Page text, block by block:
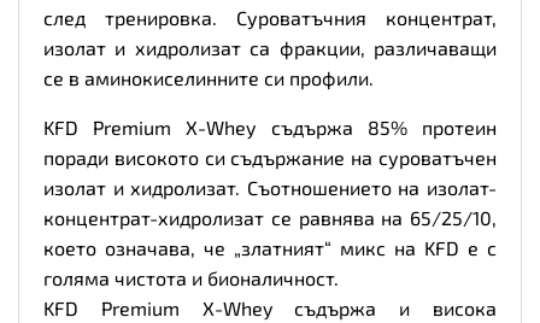
след тренировка. Суроватъчния концентрат,
изолат и хидролизат са фракции, различаващи
се в аминокиселинните си профили.
KFD Premium X-Whey съдържа 85% протеин
поради високото си съдържание на суроватъчен
изолат и хидролизат. Съотношението на изолат-
концентрат-хидролизат се равнява на 65/25/10,
което означава, че „златният“ микс на KFD е с
голяма чистота и бионаличност.
KFD Premium X-Whey съдържа и висока